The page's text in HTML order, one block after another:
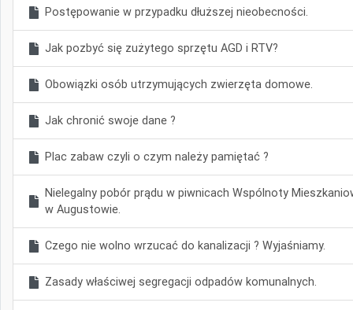
Postępowanie w przypadku dłuższej nieobecności.
Jak pozbyć się zużytego sprzętu AGD i RTV?
Obowiązki osób utrzymujących zwierzęta domowe.
Jak chronić swoje dane ?
Plac zabaw czyli o czym należy pamiętać ?
Nielegalny pobór prądu w piwnicach Wspólnoty
w Augustowie.
Czego nie wolno wrzucać do kanalizacji ? Wyjaśniamy.
Zasady właściwej segregacji odpadów komunalnych.